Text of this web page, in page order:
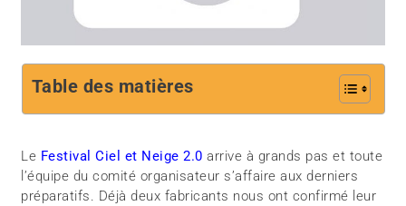
Table des matières
Le Festival Ciel et Neige 2.0 arrive à grands pas et toute
l’équipe du comité organisateur s’affaire aux derniers
préparatifs. Déjà deux fabricants nous ont confirmé leur